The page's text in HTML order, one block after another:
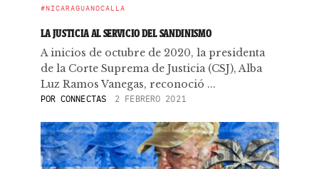
#NICARAGUANOCALLA
LA JUSTICIA AL SERVICIO DEL SANDINISMO
A inicios de octubre de 2020, la presidenta
de la Corte Suprema de Justicia (CSJ), Alba
Luz Ramos Vanegas, reconoció ...
PORCONNECTAS 2 FEBRERO 2021